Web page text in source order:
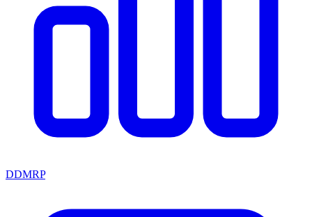
DDMRP